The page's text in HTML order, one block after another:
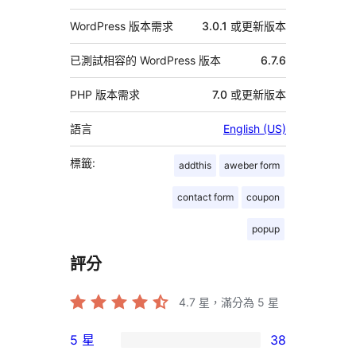
WordPress 版本需求 3.0.1 或更新版本
已測試相容的 WordPress 版本 6.7.6
PHP 版本需求 7.0 或更新版本
語言 English (US)
標籤: addthis aweber form
contact form coupon
popup
評分
4.7 星，滿分為 5 星
5 星 38